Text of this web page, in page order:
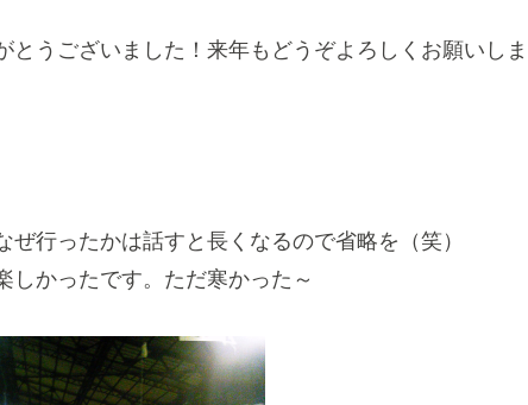
うございました！来年もどうぞよろしくお願いしま
行ったかは話すと長くなるので省略を（笑）
しかったです。ただ寒かった～